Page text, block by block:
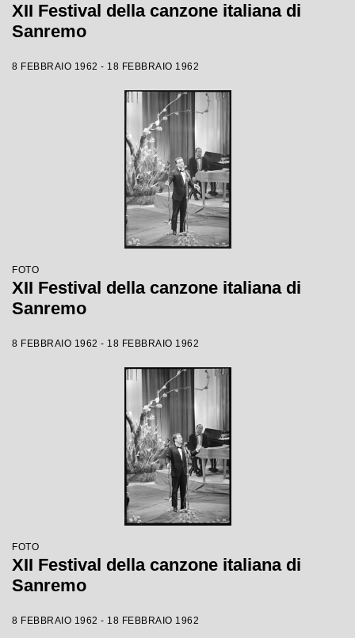
XII Festival della canzone italiana di
Sanremo
8 FEBBRAIO 1962 - 18 FEBBRAIO 1962
FOTO
XII Festival della canzone italiana di
Sanremo
8 FEBBRAIO 1962 - 18 FEBBRAIO 1962
FOTO
XII Festival della canzone italiana di
Sanremo
8 FEBBRAIO 1962 - 18 FEBBRAIO 1962